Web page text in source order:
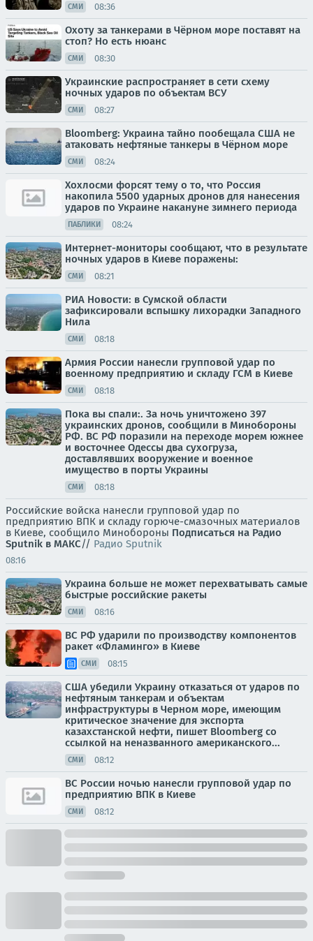
СМИ 08:36
Охоту за танкерами в Чёрном море поставят на
стоп? Но есть нюанс
СМИ 08:30
Украинские распространяет в сети схему
ночных ударов по объектам ВСУ
СМИ 08:27
Bloomberg: Украина тайно пообещала США не
атаковать нефтяные танкеры в Чёрном море
СМИ 08:24
Хохлосми форсят тему о то, что Россия
накопила 5500 ударных дронов для нанесения
ударов по Украине накануне зимнего периода
ПАБЛИКИ 08:24
Интернет-мониторы сообщают, что в результате
ночных ударов в Киеве поражены:
СМИ 08:21
РИА Новости: в Сумской области
зафиксировали вспышку лихорадки Западного
Нила
СМИ 08:18
Армия России нанесли групповой удар по
военному предприятию и складу ГСМ в Киеве
СМИ 08:18
Пока вы спали:. За ночь уничтожено 397
украинских дронов, сообщили в Минобороны
РФ. ВС РФ поразили на переходе морем южнее
и восточнее Одессы два сухогруза,
доставлявших вооружение и военное
имущество в порты Украины
СМИ 08:18
Российские войска нанесли групповой удар по
предприятию ВПК и складу горюче-смазочных материалов
в Киеве, сообщило Минобороны Подписаться на Радио
Sputnik в МАКС// Радио Sputnik
08:16
Украина больше не может перехватывать самые
быстрые российские ракеты
СМИ 08:16
ВС РФ ударили по производству компонентов
ракет «Фламинго» в Киеве
СМИ 08:15
США убедили Украину отказаться от ударов по
нефтяным танкерам и объектам
инфраструктуры в Черном море, имеющим
критическое значение для экспорта
казахстанской нефти, пишет Bloomberg со
ссылкой на неназванного американского...
СМИ 08:12
ВС России ночью нанесли групповой удар по
предприятию ВПК в Киеве
СМИ 08:12